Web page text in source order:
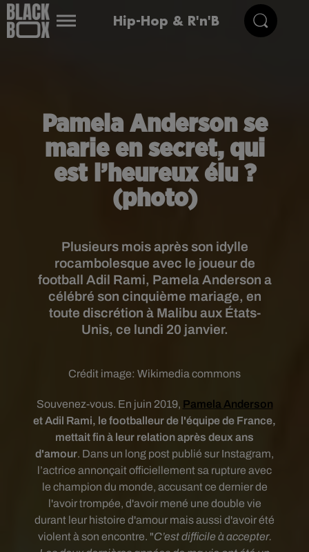
Hip-Hop & R'n'B
Pamela Anderson se
marie en secret, qui
est l’heureux élu ?
(photo)
Plusieurs mois après son idylle
rocambolesque avec le joueur de
football Adil Rami, Pamela Anderson a
célébré son cinquième mariage, en
toute discrétion à Malibu aux États-
Unis, ce lundi 20 janvier.
Crédit image: Wikimedia commons
Souvenez-vous. En juin 2019, Pamela Anderson
et Adil Rami, le footballeur de l'équipe de France,
mettait fin à leur relation après deux ans
d'amour. Dans un long post publié sur Instagram,
l’actrice annonçait officiellement sa rupture avec
le champion du monde, accusant ce dernier de
l'avoir trompée, d'avoir mené une double vie
durant leur histoire d'amour mais aussi d'avoir été
violent à son encontre. "C’est difficile à accepter.